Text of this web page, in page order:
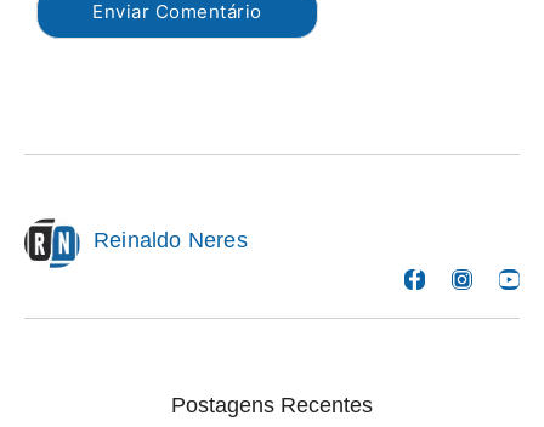
Reinaldo Neres
Postagens Recentes